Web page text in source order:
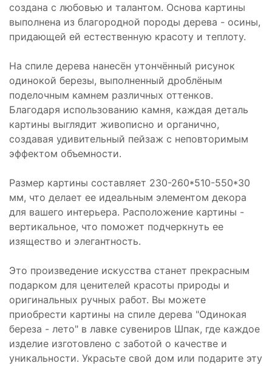
создана с любовью и талантом. Основа картины
выполнена из благородной породы дерева - осины,
придающей ей естественную красоту и теплоту.
На спиле дерева нанесён утончённый рисунок
одинокой березы, выполненный дроблёным
поделочным камнем различных оттенков.
Благодаря использованию камня, каждая деталь
картины выглядит живописно и органично,
создавая удивительный пейзаж с неповторимым
эффектом объемности.
Размер картины составляет 230-260*510-550*30
мм, что делает ее идеальным элементом декора
для вашего интерьера. Расположение картины -
вертикальное, что поможет подчеркнуть ее
изящество и элегантность.
Это произведение искусства станет прекрасным
подарком для ценителей красоты природы и
оригинальных ручных работ. Вы можете
приобрести картины на спиле дерева "Одинокая
береза - лето" в лавке сувениров Шпак, где каждое
изделие изготовлено с заботой о качестве и
уникальности. Украсьте свой дом или подарите эту